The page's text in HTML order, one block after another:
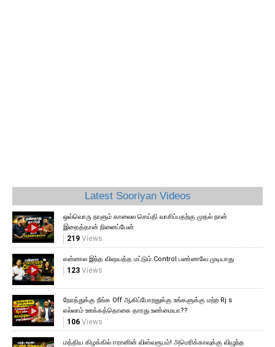
Latest Sooriyan Videos
ஒவ்வொரு நாளும் காலைல செய்தி வாசிப்பதற்கு முதல் நான்
இதைத்தான் நினைப்பேன்
219Views
என்னால இந்த விஷயத்த மட்டும் Control பண்ணவே முடியாது
123Views
நேரத்துக்கு நீங்க Off ஆகிப்போறதுக்கு உங்களுக்கு மற்ற Rj s
எல்லாம் ஊக்கத்தொகை தாரது உண்மையா??
106Views
மத்திய கிழக்கில் ஈரானின் விஸ்வரூபம்! அமெரிக்காவுக்கு விழுந்த